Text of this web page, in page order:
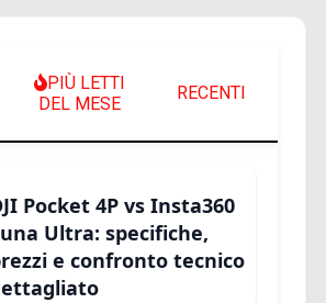
PIÙ LETTI
DEL MESE
RECENTI
Pocket 4P vs Insta360
Ultra: specifiche,
e confronto tecnico